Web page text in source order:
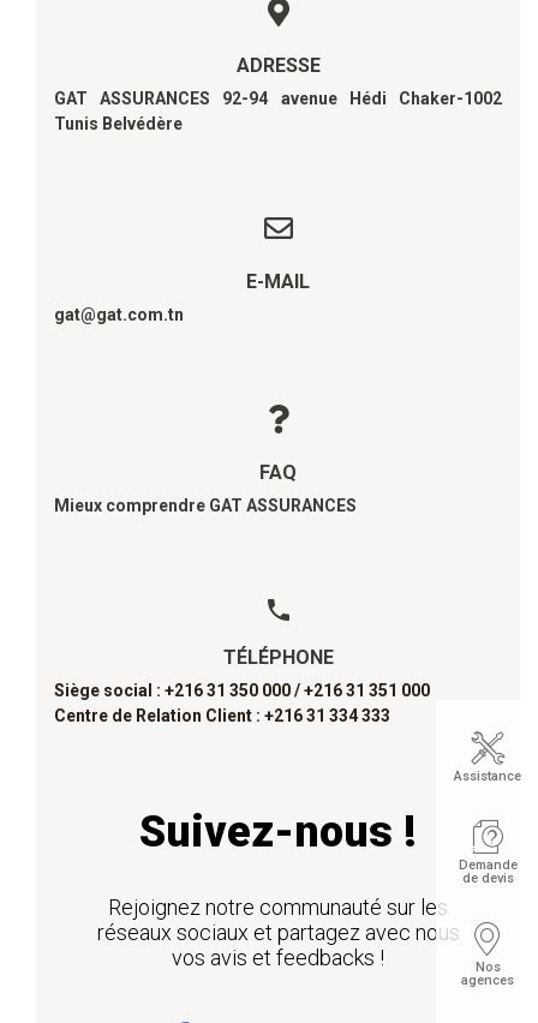
ADRESSE
GAT ASSURANCES 92-94 avenue Hédi Chaker-1002
Tunis Belvédère
E-MAIL
gat@gat.com.tn
FAQ
Mieux comprendre GAT ASSURANCES
TÉLÉPHONE
Siège social : +216 31 350 000 /+216 31 351 000
Centre de Relation Client : +216 31 334 333
Suivez-nous !
Rejoignez notre communauté sur les
réseaux sociaux et partagez avec nous
vos avis et feedbacks !
Assistance
Demande
de devis
Nos
agences